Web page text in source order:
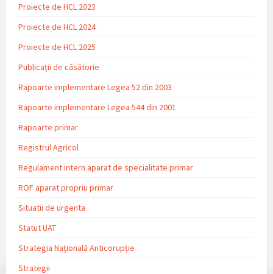
Proiecte de HCL 2023
Proiecte de HCL 2024
Proiecte de HCL 2025
Publicații de căsătorie
Rapoarte implementare Legea 52 din 2003
Rapoarte implementare Legea 544 din 2001
Rapoarte primar
Registrul Agricol
Regulament intern aparat de specialitate primar
ROF aparat propriu primar
Situatii de urgenta
Statut UAT
Strategia Națională Anticorupție
Strategii